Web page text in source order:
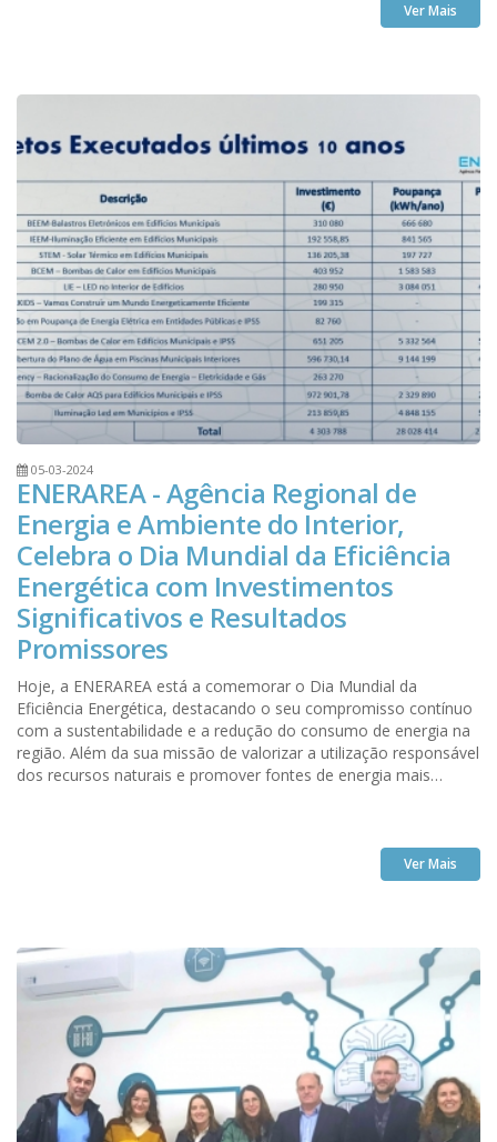
Ver Mais
05-03-2024
ENERAREA - Agência Regional de
Energia e Ambiente do Interior,
Celebra o Dia Mundial da Eficiência
Energética com Investimentos
Significativos e Resultados
Promissores
Hoje, a ENERAREA está a comemorar o Dia Mundial da
Eficiência Energética, destacando o seu compromisso contínuo
com a sustentabilidade e a redução do consumo de energia na
região. Além da sua missão de valorizar a utilização responsável
dos recursos naturais e promover fontes de energia mais
Ver Mais